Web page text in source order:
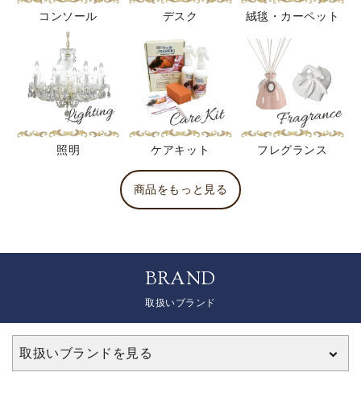
コンソール デスク 絨毯・カーペット
照明 ケアキット フレグランス
商品をもっと見る
BRAND
取扱いブランド
取扱いブランドを見る